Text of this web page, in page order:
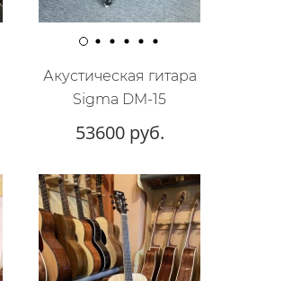
Акустическая гитара
Sigma DM-15
53600 руб.